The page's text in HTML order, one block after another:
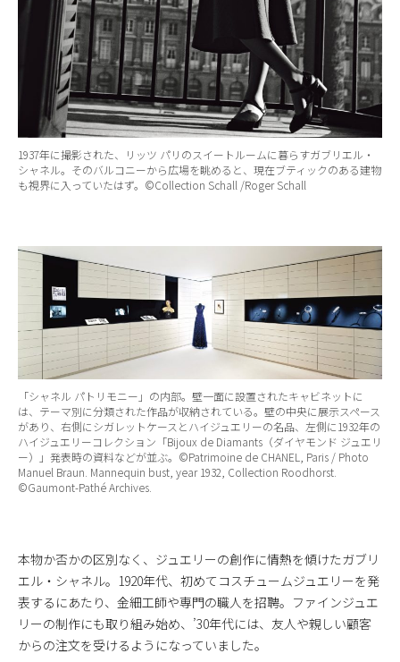
1937年に撮影された、リッツ パリのスイートルームに暮らすガブリエル・
シャネル。そのバルコニーから広場を眺めると、現在ブティックのある建物
も視界に入っていたはず。©Collection Schall /Roger Schall
「シャネル パトリモニー」の内部。壁一面に設置されたキャビネットに
は、テーマ別に分類された作品が収納されている。壁の中央に展示スペース
があり、右側にシガレットケースとハイジュエリーの名品、左側に1932年の
ハイジュエリーコレクション「Bijoux de Diamants（ダイヤモンド ジュエリ
ー）」発表時の資料などが並ぶ。©Patrimoine de CHANEL, Paris / Photo
Manuel Braun. Mannequin bust, year 1932, Collection Roodhorst.
©Gaumont-Pathé Archives.
本物か否かの区別なく、ジュエリーの創作に情熱を傾けたガブリ
エル・シャネル。1920年代、初めてコスチュームジュエリーを発
表するにあたり、金細工師や専門の職人を招聘。ファインジュエ
リーの制作にも取り組み始め、’30年代には、友人や親しい顧客
からの注文を受けるようになっていました。